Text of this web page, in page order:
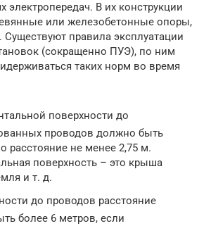
электропередач. В их конструкции
или железобетонные опоры,
Существуют правила эксплуатации
(сокращенно ПУЭ), по ним
таких норм во время
поверхности до
проводов должно быть
расстояние не менее 2,75 м.
поверхность – это крыша
и т. д.
до проводов расстояние
более 6 метров, если